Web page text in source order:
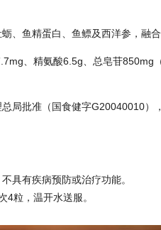
、鱼精蛋白、鱼鳔及西洋参，融
、精氨酸6.5g、总皂苷850mg
局批准（国食健字G20040010）
具有疾病预防或治疗功能。
4粒，温开水送服。